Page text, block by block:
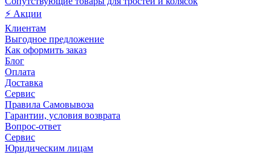
⚡ Акции
Клиентам
Выгодное предложение
Как оформить заказ
Блог
Оплата
Доставка
Сервис
Правила Самовывоза
Гарантии, условия возврата
Вопрос-ответ
Сервис
Юридическим лицам